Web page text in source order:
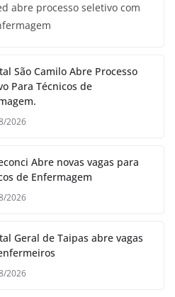
abre processo seletivo com
São Camilo Abre Processo
Para Técnicos de
2026
Abre novas vagas para
de Enfermagem
2026
Geral de Taipas abre vagas
2026